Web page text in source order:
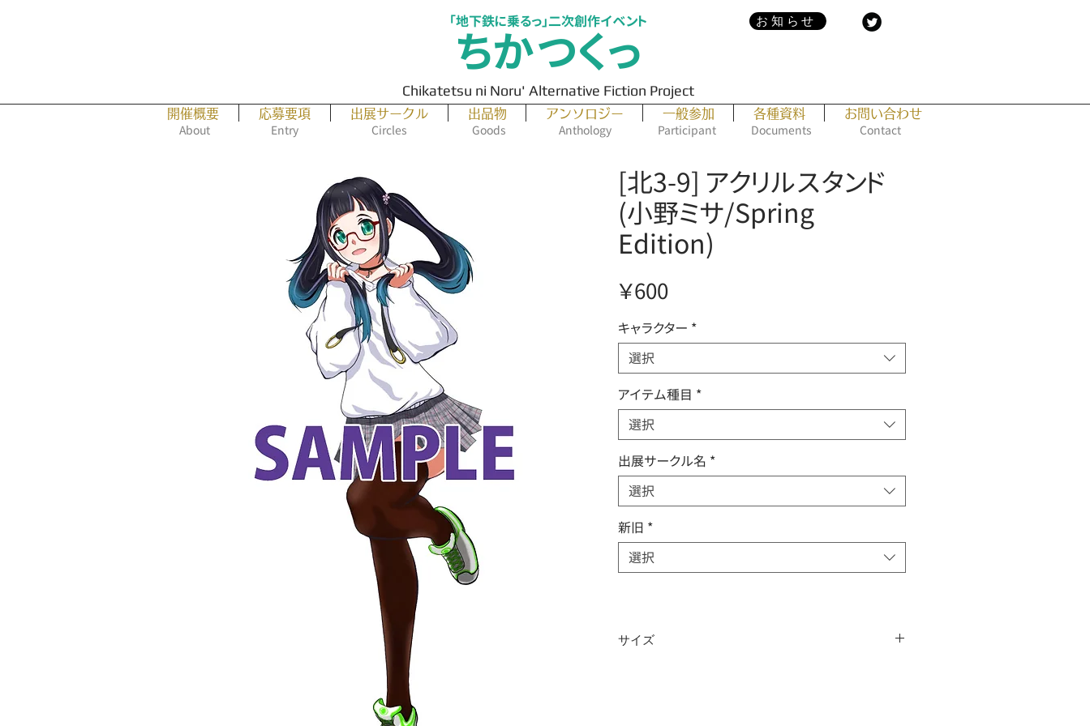
Chikatetsu ni Noru' Alternative Fiction Project
ちかつくっ
「地下鉄に乗るっ」二次創作イベント お知らせ
開催概要 応募要項 出展サークル 出品物 アンソロジー 一般参加 各種資料 お問い合わせ
About Entry Circles Goods Anthology Participant Documents Contact
[北3-9] アクリルスタンド
(小野ミサ/Spring
Edition)
￥600価
格
キャラクター *
選択
アイテム種目 *
選択
出展サークル名 *
選択
新旧 *
選択
サイズ